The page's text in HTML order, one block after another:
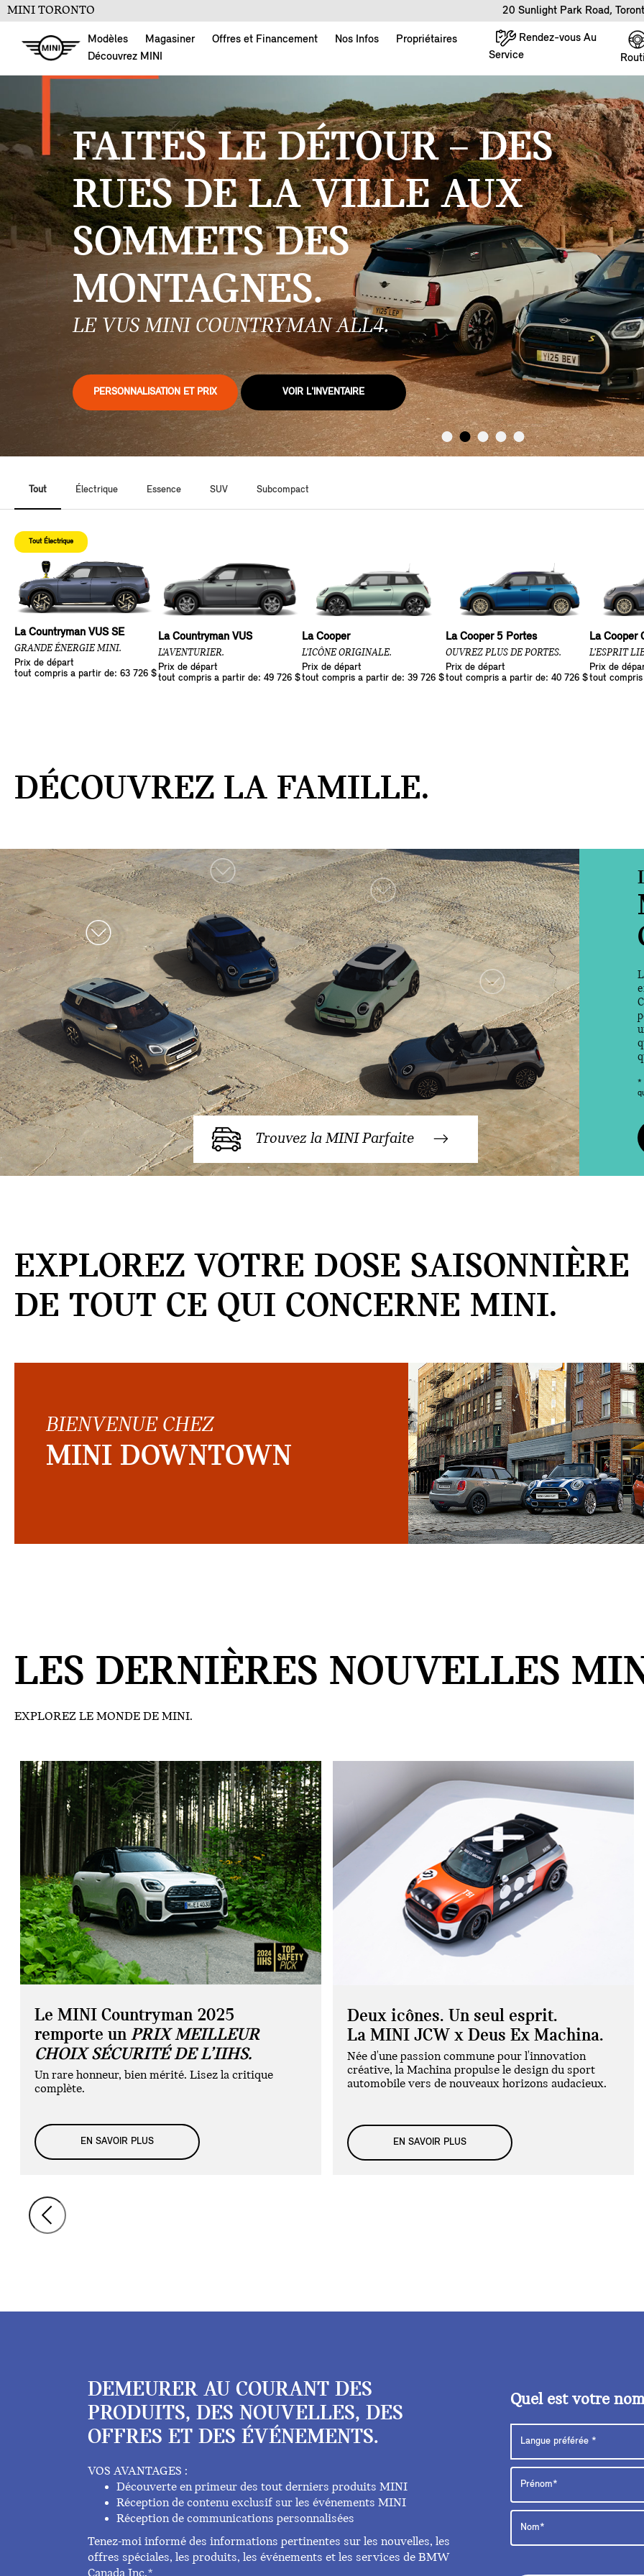
MINI TORONTO 20 Sunlight Park Road,
Modèles Magasiner Offres et Financement Nos Infos
Propriétaires
Découvrez MINI
Rendez-vous Au
Service
FAITES LE DÉTOUR – DES
RUES DE LA VILLE AUX
SOMMETS DES
MONTAGNES.
LE VUS MINI COUNTRYMAN ALL4.
PERSONNALISATION ET PRIX VOIR L'INVENTAIRE
Tout Électrique Essence SUV Subcompact
Tout Électrique
La Countryman VUS SE
GRANDE ÉNERGIE MINI.
Prix de départ
tout compris a partir de: 63 726 $
La Countryman VUS
L’AVENTURIER.
Prix de départ
tout compris a partir de: 49 726 $
La Cooper
L’ICÔNE ORIGINALE.
Prix de départ
tout compris a partir de: 39 726 $
La Cooper 5 Portes
OUVREZ PLUS DE PORTES.
Prix de départ
tout compris a partir de: 40 726 $
La Cooper
L’ESPRIT
Prix de
tout
DÉCOUVREZ LA FAMILLE.
*
Trouvez la MINI Parfaite
EXPLOREZ VOTRE DOSE SAISONNIÈRE
DE TOUT CE QUI CONCERNE MINI.
BIENVENUE CHEZ
MINI DOWNTOWN
LES DERNIÈRES NOUVELLES
EXPLOREZ LE MONDE DE MINI.
Le MINI Countryman 2025
remporte un PRIX MEILLEUR
CHOIX SÉCURITÉ DE L’IIHS.
Un rare honneur, bien mérité. Lisez la critique
complète.
EN SAVOIR PLUS
Deux icônes. Un seul esprit.
La MINI JCW x Deus Ex Machina.
Née d'une passion commune pour l'innovation
créative, la Machina propulse le design du sport
automobile vers de nouveaux horizons audacieux.
EN SAVOIR PLUS
DEMEURER AU COURANT DES
PRODUITS, DES NOUVELLES, DES
OFFRES ET DES ÉVÉNEMENTS.
VOS AVANTAGES :
Découverte en primeur des tout derniers produits MINI
Réception de contenu exclusif sur les événements MINI
Réception de communications personnalisées
Tenez-moi informé des informations pertinentes sur les nouvelles, les
offres spéciales, les produits, les événements et les services de BMW
Quel est votre